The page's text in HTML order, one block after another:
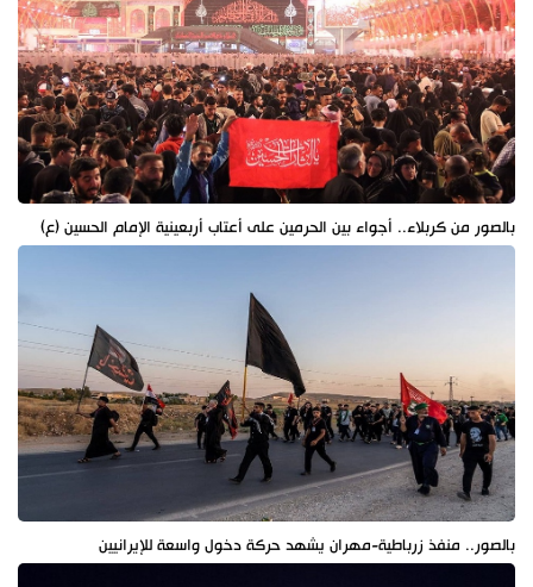
بالصور من كربلاء.. أجواء بين الحرمين على أعتاب أربعينية الإمام الحسين (ع)
بالصور.. منفذ زرباطية-مهران يشهد حركة دخول واسعة للإيرانيين